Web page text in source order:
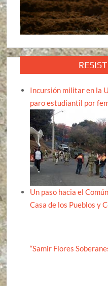
Incursión militar en la
paro estudiantil por
Un paso hacia el
Casa de los Pueblos y
“Samir Flores